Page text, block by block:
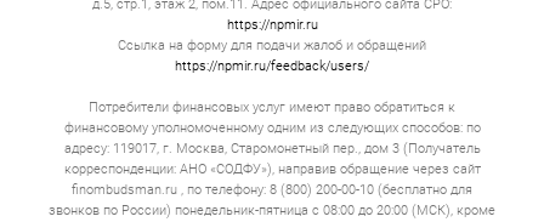
д.5, стр.1, этаж 2, пом.11. Адрес официального сайта СРО:
https://npmir.ru
Ссылка на форму для подачи жалоб и обращений
https://npmir.ru/feedback/users/
Потребители финансовых услуг имеют право обратиться к
финансовому уполномоченному одним из следующих способов: по
адресу: 119017, г. Москва, Старомонетный пер., дом 3 (Получатель
корреспонденции: АНО «СОДФУ»), направив обращение через сайт
finombudsman.ru , по телефону: 8 (800) 200-00-10 (бесплатно для
звонков по России) понедельник-пятница с 08:00 до 20:00 (МСК), кроме